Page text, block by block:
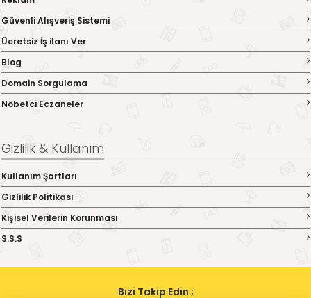
Güvenli Alışveriş Sistemi
Ücretsiz İş ilanı Ver
Blog
Domain Sorgulama
Nöbetci Eczaneler
Gizlilik & Kullanım
Kullanım Şartları
Gizlilik Politikası
Kişisel Verilerin Korunması
S.S.S
Bizi Takip Edin ;